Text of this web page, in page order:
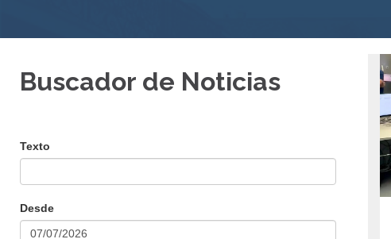
Buscador de Noticias
Texto
Desde